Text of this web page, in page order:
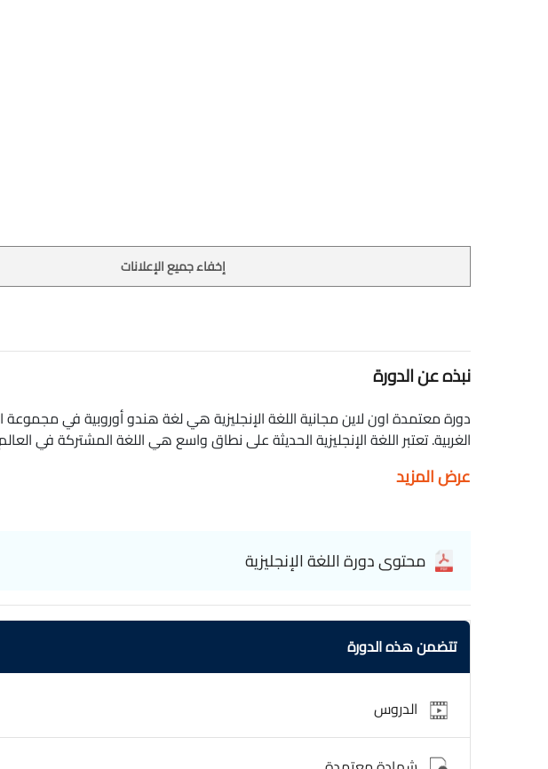
إخفاء جميع الإعلانات
نبذه عن الدورة
دورة معتمدة اون لاين مجانية اللغة الإنجليزية هي لغة هندو أوروبية في مجموعة
الغربية. تعتبر اللغة الإنجليزية الحديثة على نطاق واسع هي اللغة المشتركة في
قناة مدرستنا English language
عرض المزيد
محتوى دورة اللغة الإنجليزية
تتضمن هذه الدورة
الدروس